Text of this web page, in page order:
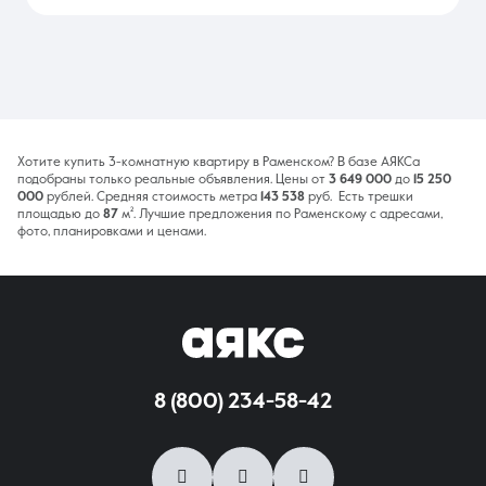
Хотите купить 3-комнатную квартиру в Раменском? В базе АЯКСа
подобраны только реальные объявления. Цены от 3 649 000 до 15 250
000 рублей. Средняя стоимость метра 143 538 руб. Есть трешки
площадью до 87 м². Лучшие предложения по Раменскому с адресами,
фото, планировками и ценами.
8 (800) 234-58-42